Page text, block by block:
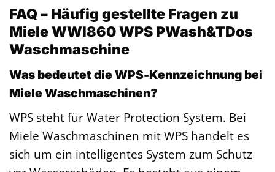
FAQ – Häufig gestellte Fragen zu
Miele WWI860 WPS PWash&TDos
Waschmaschine
Was bedeutet die WPS-Kennzeichnung bei
Miele Waschmaschinen?
WPS steht für Water Protection System. Bei
Miele Waschmaschinen mit WPS handelt es
sich um ein intelligentes System zum Schutz